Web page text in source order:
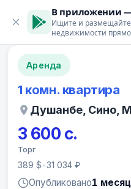
В приложении
Ищите и
недвижимости
Аренда
1 комн. квартира
Душанбе, Сино,
3 600 с.
Торг
389 $•31 034 ₽
Опубликовано1